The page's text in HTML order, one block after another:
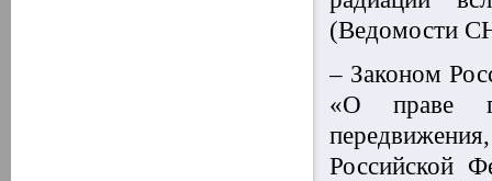
(Ведомости
– Законом
«О праве
Российской